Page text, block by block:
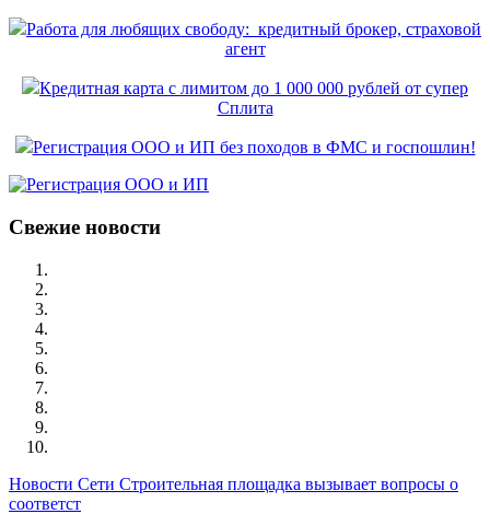
Работа для любящих свободу: кредитный брокер, страховой
агент
Кредитная карта с лимитом до 1 000 000 рублей от супер
Сплита
Регистрация ООО и ИП без походов в ФМС и госпошлин!
Свежие новости
Новости Сети Строительная площадка вызывает вопросы о
соответст